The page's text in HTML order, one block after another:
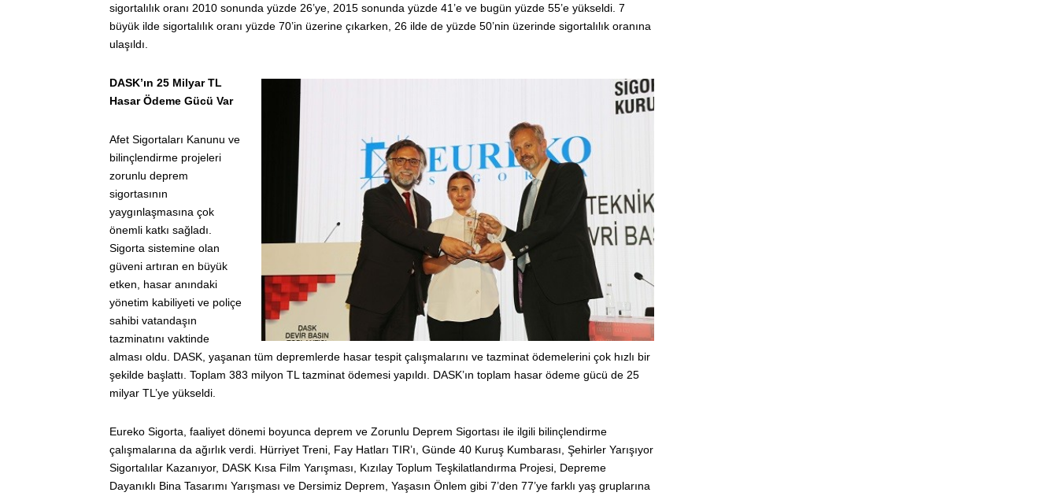
sigortalılık oranı 2010 sonunda yüzde 26’ye, 2015 sonunda yüzde 41’e ve bugün yüzde 55’e yükseldi. 7
büyük ilde sigortalılık oranı yüzde 70’in üzerine çıkarken, 26 ilde de yüzde 50’nin üzerinde sigortalılık oranına
ulaşıldı.
DASK’ın 25 Milyar TL
Hasar Ödeme Gücü Var
Afet Sigortaları Kanunu ve
bilinçlendirme projeleri
zorunlu deprem
sigortasının
yaygınlaşmasına çok
önemli katkı sağladı.
Sigorta sistemine olan
güveni artıran en büyük
etken, hasar anındaki
yönetim kabiliyeti ve poliçe
sahibi vatandaşın
tazminatını vaktinde
alması oldu. DASK, yaşanan tüm depremlerde hasar tespit çalışmalarını ve tazminat ödemelerini çok hızlı bir
şekilde başlattı. Toplam 383 milyon TL tazminat ödemesi yapıldı. DASK’ın toplam hasar ödeme gücü de 25
milyar TL’ye yükseldi.
Eureko Sigorta, faaliyet dönemi boyunca deprem ve Zorunlu Deprem Sigortası ile ilgili bilinçlendirme
çalışmalarına da ağırlık verdi. Hürriyet Treni, Fay Hatları TIR’ı, Günde 40 Kuruş Kumbarası, Şehirler Yarışıyor
Sigortalılar Kazanıyor, DASK Kısa Film Yarışması, Kızılay Toplum Teşkilatlandırma Projesi, Depreme
Dayanıklı Bina Tasarımı Yarışması ve Dersimiz Deprem, Yaşasın Önlem gibi 7’den 77’ye farklı yaş gruplarına